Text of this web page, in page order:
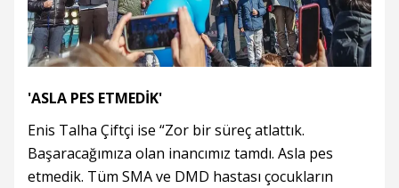
'ASLA PES ETMEDİK'
Enis Talha Çiftçi ise “Zor bir süreç atlattık.
Başaracağımıza olan inancımız tamdı. Asla pes
etmedik. Tüm SMA ve DMD hastası çocukların